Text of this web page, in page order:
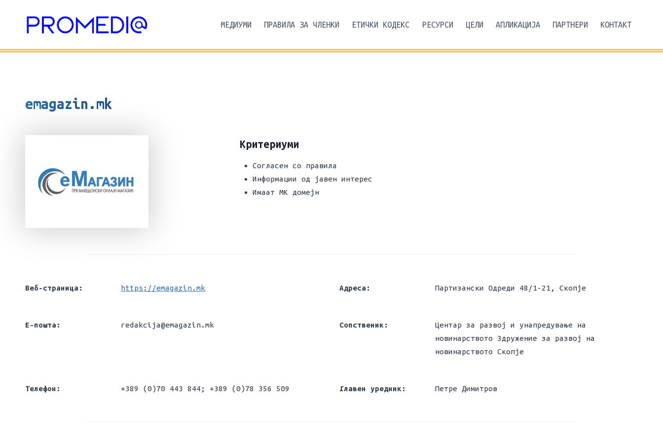
content
МЕДИУМИ ПРАВИЛА ЗА ЧЛЕНКИ ЕТИЧКИ КОДЕКС РЕСУРСИ ЦЕЛИ АПЛИКАЦИЈА ПАРТНЕРИ КОНТАКТ
emagazin.mk
Критериуми
Согласен со правила
Информации од јавен интерес
Имаат МК домејн
Веб-страница: https://emagazin.mk Адреса: Партизански Одреди 48/1-21, Скопје
Е-пошта: redakcija@emagazin.mk Сопственик:
Центар за развој и унапредување на
новинарството Здружение за развој на
новинарството Скопје
Телефон: +389 (0)70 443 844; +389 (0)78 356 509 Главен уредник: Петре Димитров